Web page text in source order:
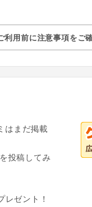
利用前に注意事項をご
はまだ掲載
投稿してみ
レゼント！